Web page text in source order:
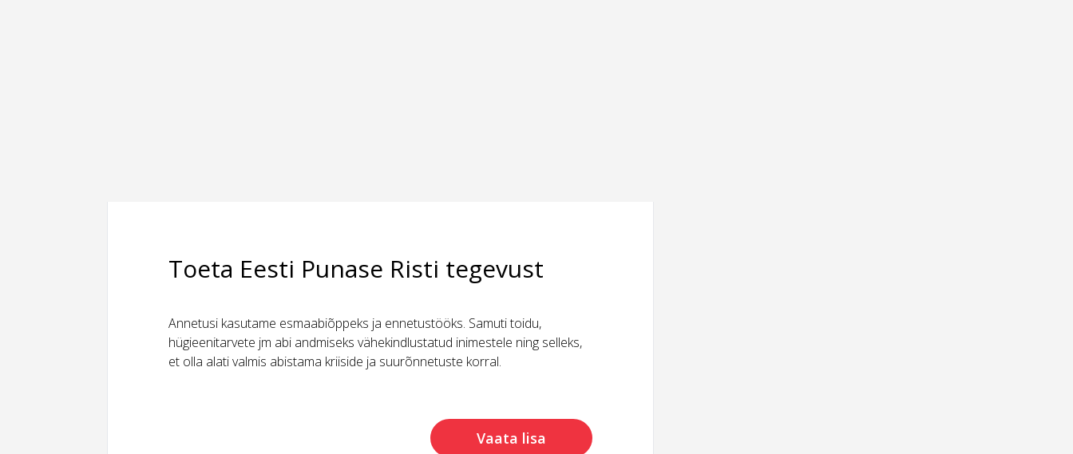
Toeta Eesti Punase Risti tegevust
Annetusi kasutame esmaabiõppeks ja ennetustööks. Samuti toidu,
hügieenitarvete jm abi andmiseks vähekindlustatud inimestele ning selleks,
et olla alati valmis abistama kriiside ja suurõnnetuste korral.
Vaata lisa